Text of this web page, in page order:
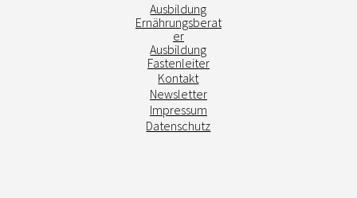
Ausbildung
Ernährungsberat
er
Ausbildung
Fastenleiter
Kontakt
Newsletter
Impressum
Datenschutz